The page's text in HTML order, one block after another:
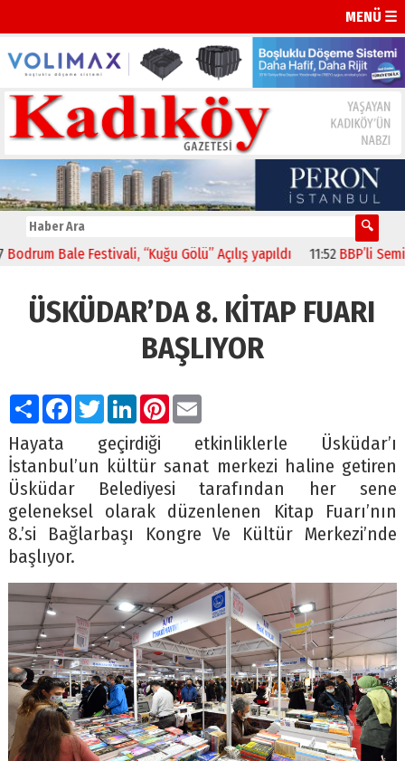
MENÜ ☰
Bale Festivali, “Kuğu Gölü” Açılış yapıldı 11:52 BBP’li Semiz
ÜSKÜDAR’DA 8. KİTAP FUARI
BAŞLIYOR
PaylaşFacebook
TwitterLinkedIn
Pinterest
Email
Hayata geçirdiği etkinliklerle Üsküdar’ı
İstanbul’un kültür sanat merkezi haline getiren
Üsküdar Belediyesi tarafından her sene
geleneksel olarak düzenlenen Kitap Fuarı’nın
8.’si Bağlarbaşı Kongre Ve Kültür Merkezi’nde
başlıyor.